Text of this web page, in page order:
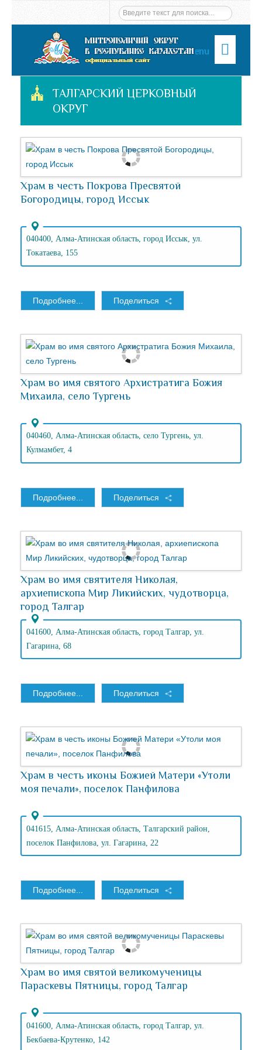
Menu
ТАЛГАРСКИЙ ЦЕРКОВНЫЙ
ОКРУГ
Храм в честь Покрова Пресвятой
Богородицы, город Иссык
040400, Алма-Атинская область, город Иссык, ул.
Токатаева, 155
Подробнее... Поделиться
Храм во имя святого Архистратига Божия
Михаила, село Тургень
040460, Алма-Атинская область, село Тургень, ул.
Кулмамбет, 4
Подробнее... Поделиться
Храм во имя святителя Николая,
архиепископа Мир Ликийских, чудотворца,
город Талгар
041600, Алма-Атинская область, город Талгар, ул.
Гагарина, 68
Подробнее... Поделиться
Храм в честь иконы Божией Матери «Утоли
моя печали», поселок Панфилова
041615, Алма-Атинская область, Талгарский район,
поселок Панфилова, ул. Гагарина, 22
Подробнее... Поделиться
Храм во имя святой великомученицы
Параскевы Пятницы, город Талгар
041600, Алма-Атинская область, город Талгар, ул.
Бекбаева-Крутенко, 142